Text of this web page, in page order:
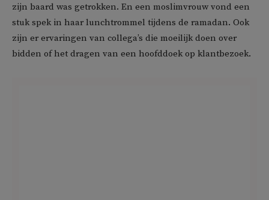
zijn baard was getrokken. En een moslimvrouw vond een
stuk spek in haar lunchtrommel tijdens de ramadan. Ook
zijn er ervaringen van collega’s die moeilijk doen over
bidden of het dragen van een hoofddoek op klantbezoek.